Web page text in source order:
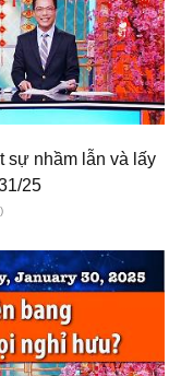
sự nhầm lẫn và lấy
25